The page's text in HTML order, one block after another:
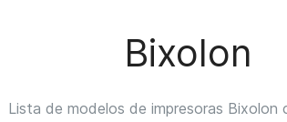
Bixolon
Lista de modelos de impresoras Bixolon